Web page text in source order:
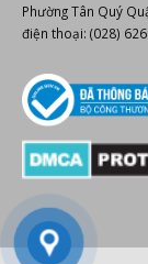
Phường Tân Quý
điện thoại: (028)